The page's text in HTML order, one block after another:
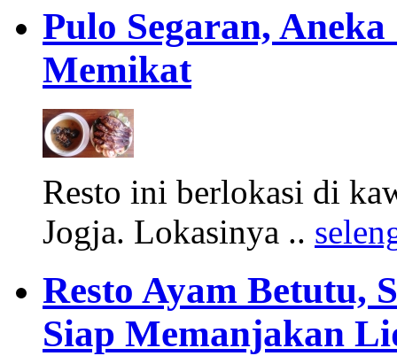
Pulo Segaran,
Memikat
Resto ini berlokasi di
Jogja. Lokasinya ..
Resto Ayam Betutu,
Siap Memanjakan